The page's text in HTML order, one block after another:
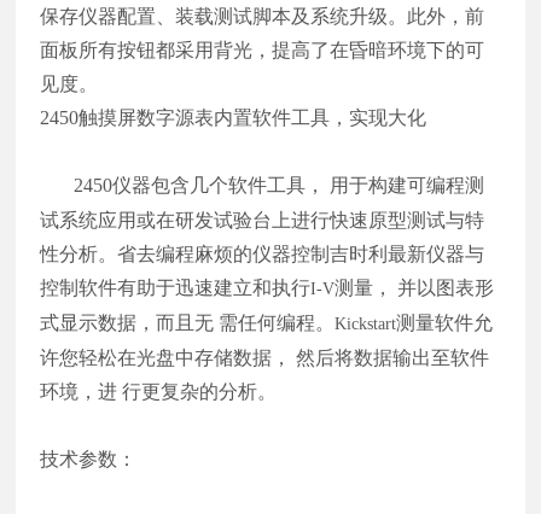
保存仪器配置、装载测试脚本及系统升级。此外，前
面板所有按钮都采用背光，提高了在昏暗环境下的可
见度。
2450触摸屏数字源表内置软件工具，实现大化
2450仪器包含几个软件工具， 用于构建可编程测
试系统应用或在研发试验台上进行快速原型测试与特
性分析。省去编程麻烦的仪器控制吉时利最新仪器与
控制软件有助于迅速建立和执行I-V测量， 并以图表形
式显示数据，而且无 需任何编程。Kickstart测量软件允
许您轻松在光盘中存储数据， 然后将数据输出至软件
环境，进 行更复杂的分析。
技术参数：